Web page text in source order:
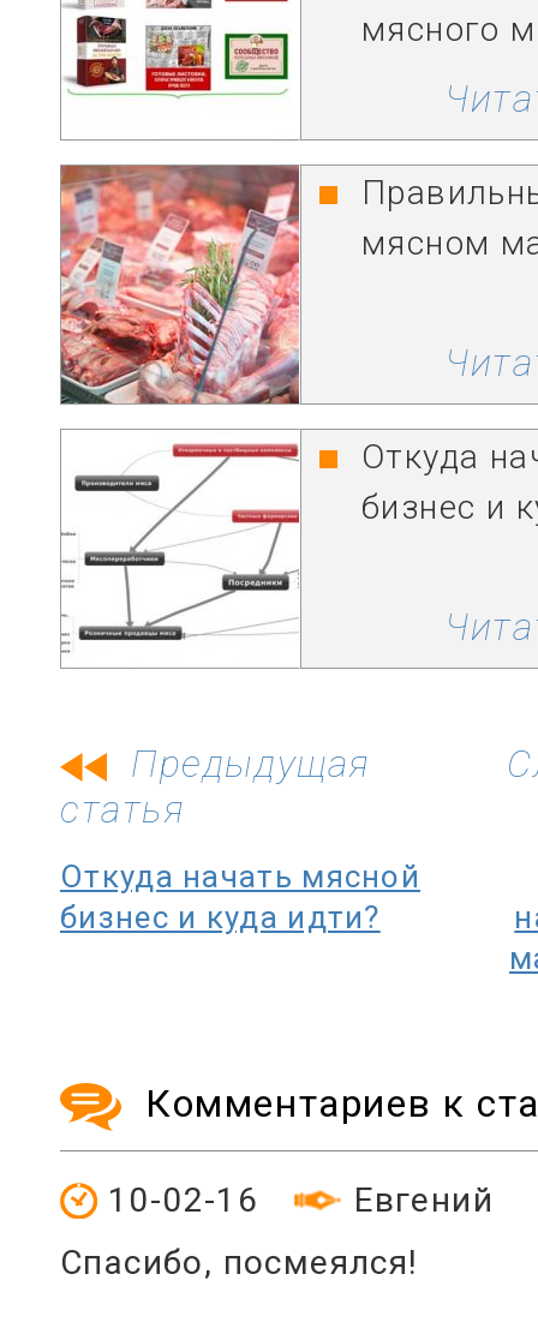
мясного
мясном
Откуда
бизнес и
Предыдущая
статья
Откуда начать мясной
бизнес и куда идти?
Комментариев к
Евгений
10-02-16
Спасибо, посмеялся!